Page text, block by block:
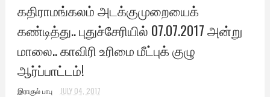
கதிராமங்கலம் அடக்குமுறையைக்
கண்டித்து.. புதுச்சேரியில் 07.07.2017 அன்று
மாலை.. காவிரி உரிமை மீட்புக் குழு
ஆர்ப்பாட்டம்!
இராகுல் பாபு JULY 04, 2017